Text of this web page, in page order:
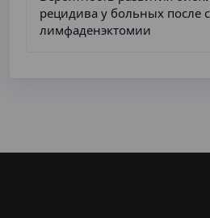
рецидива у больных после
лимфаденэктомии